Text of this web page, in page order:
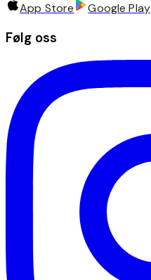
App Store Google Play
Følg oss